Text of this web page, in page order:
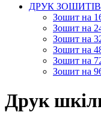
ДРУК
Зошит на
Зошит на
Зошит на
Зошит на
Зошит на
Зошит на
Друк